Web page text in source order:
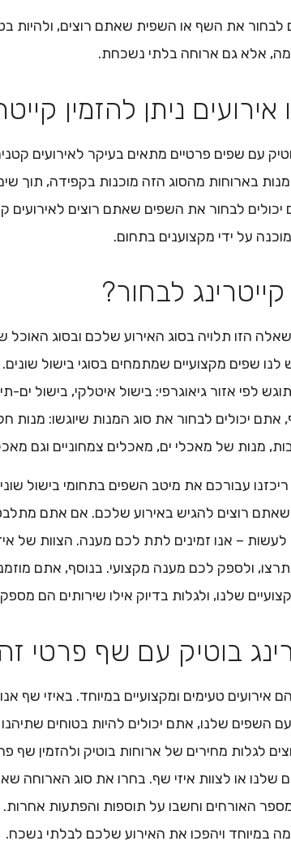
לבחור את השף או השפית שאתם רוצים, ולהיות
אלא גם ארוחה בלתי נשכחת.
אירועים ניתן להזמין
עם שפים פרטיים מתאים בעיקר לאירועים קטנים
בארוחות מהסוג הזה מוכנות בקפידה, תוך
לבחור את השפים שאתם רוצים לאירועים
על ידי מקצוענים בתחום.
לבחור?
הזו תלויה בסוג האירוע שלכם ובסוג האוכל
לנו שפים מקצועיים שמתמחים בסוגי בישול
לפי אזור גיאוגרפי: בישול איטלקי, בישול ים-
אתם יכולים לבחור את סוג המנות שיוגשו: מנות
מנות של מאכלי ים, מאכלים צמחוניים וגם
עבורכם את מיטב השפים בתחומי בישול
רוצים להגיש באירוע שלכם. אם אתם
לעשות – אנו זמינים לתת לכם מענה. הצוות של
ולספק לכם מענה מקצועי. בנוסף, אתם
שלנו, ולגלות בדיוק אילו שירותים הם
בוטיק עם שף פרטי
אירועים טעימים ומקצועיים במיוחד. באיזי שף
השפים שלנו, אתם יכולים להיות בטוחים
לגלות מחירים של ארוחות בוטיק ולהזמין שף
שלנו או לצוות איזי שף. בחרו את סוג הארוחה
האורחים וחשבו על תוספות והפתעות אחרות.
במיוחד ויהפכו את האירוע שלכם לבלתי נשכח.